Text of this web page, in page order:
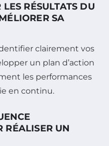
RÉSULTATS DU
SA
clairement vos
un plan d’action
les performances
en continu.
RÉALISER UN